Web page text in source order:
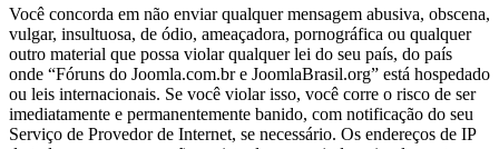
Você concorda em não enviar qualquer mensagem abusiva, obscena,
vulgar, insultuosa, de ódio, ameaçadora, pornográfica ou qualquer
outro material que possa violar qualquer lei do seu país, do país
onde “Fóruns do Joomla.com.br e JoomlaBrasil.org” está hospedado
ou leis internacionais. Se você violar isso, você corre o risco de ser
imediatamente e permanentemente banido, com notificação do seu
Serviço de Provedor de Internet, se necessário. Os endereços de IP